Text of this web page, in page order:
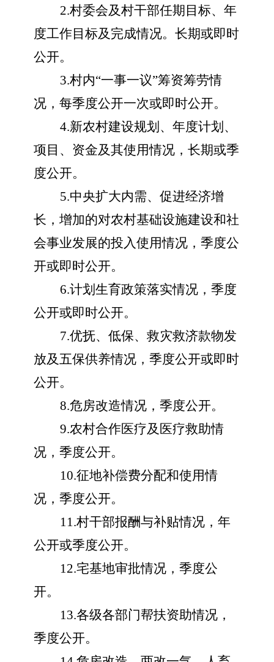
2.村委会及村干部任期目标、年
度工作目标及完成情况。长期或即时
公开。
3.村内“一事一议”筹资筹劳情
况，每季度公开一次或即时公开。
4.新农村建设规划、年度计划、
项目、资金及其使用情况，长期或季
度公开。
5.中央扩大内需、促进经济增
长，增加的对农村基础设施建设和社
会事业发展的投入使用情况，季度公
开或即时公开。
6.计划生育政策落实情况，季度
公开或即时公开。
7.优抚、低保、救灾救济款物发
放及五保供养情况，季度公开或即时
公开。
8.危房改造情况，季度公开。
9.农村合作医疗及医疗救助情
况，季度公开。
10.征地补偿费分配和使用情
况，季度公开。
11.村干部报酬与补贴情况，年
公开或季度公开。
12.宅基地审批情况，季度公
开。
13.各级各部门帮扶资助情况，
季度公开。